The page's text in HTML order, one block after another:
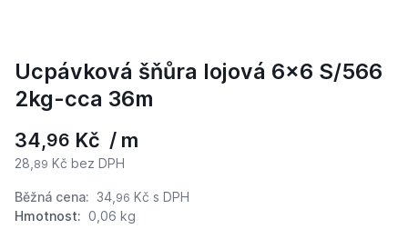
Ucpávková šňůra lojová 6x6 S/566
2kg-cca 36m
34,96 Kč / m
28, 89 Kč bez DPH
Běžná cena: 34, 96 Kč s DPH
Hmotnost: 0,06 kg